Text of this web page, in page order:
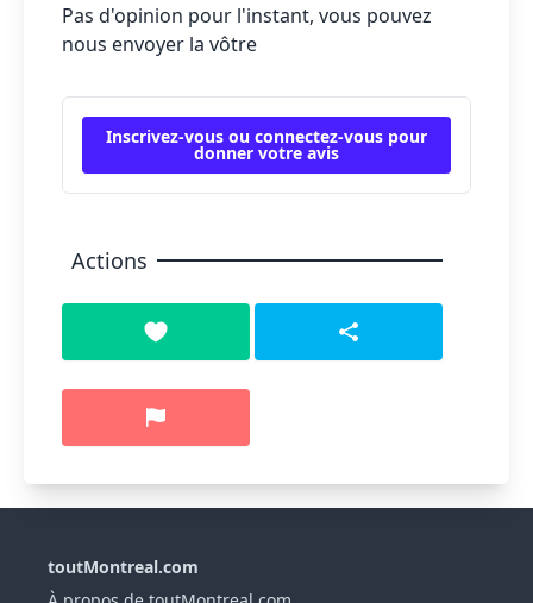
Pas d'opinion pour l'instant, vous pouvez
nous envoyer la vôtre
Inscrivez-vous ou connectez-vous pour
donner votre avis
Actions
toutMontreal.com